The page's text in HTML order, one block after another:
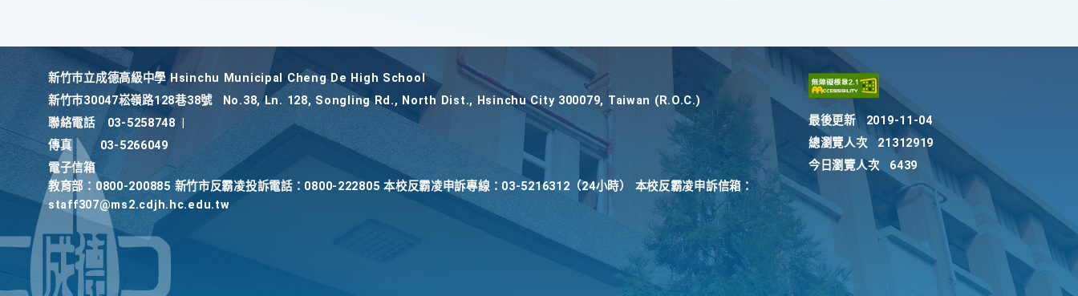
新竹巿立成德高級中學 Hsinchu Municipal Cheng De High School
新竹巿30047崧嶺路128巷38號
No.38, Ln. 128, Songling Rd., North Dist., Hsinchu City 300079, Taiwan (R.O.C.)
聯絡電話
03-5258748
傳真
03-5266049
電子信箱
教育部：0800-200885 新竹市反霸凌投訴電話：0800-222805 本校反霸凌申訴專線：03-5216312（24小時） 本校反霸凌申訴信箱：
staff307@ms2.cdjh.hc.edu.tw
最後更新
2019-11-04
總瀏覽人次
21312919
今日瀏覽人次
6439